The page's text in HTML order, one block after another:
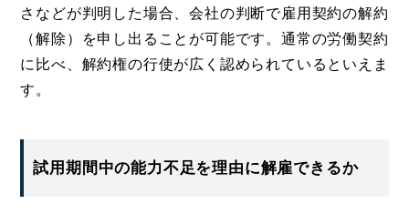
さなどが判明した場合、会社の判断で雇用契約の解約
（解除）を申し出ることが可能です。通常の労働契約
に比べ、解約権の行使が広く認められているといえま
す。
試用期間中の能力不足を理由に解雇できるか